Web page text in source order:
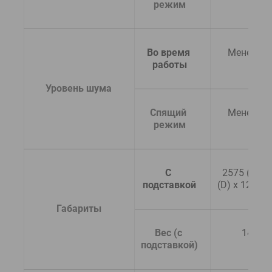
режим
Уровень шума
Во время
работы
Менее
Спящий
режим
Менее
Габариты
С
подставкой
2575 (W) x
(D) x 1270
Вес (с
подставкой)
140 кг